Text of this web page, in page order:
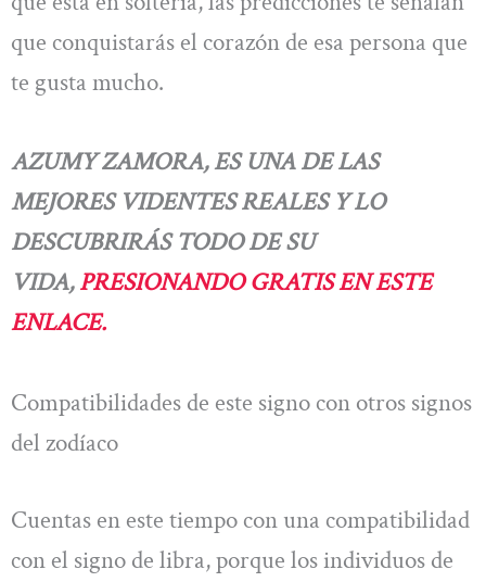
que conquistarás el corazón de esa persona que
te gusta mucho.
AZUMY ZAMORA, ES UNA DE LAS
MEJORES VIDENTES REALES Y LO
DESCUBRIRÁS TODO DE SU
VIDA,PRESIONANDO GRATIS EN ESTE
ENLACE.
Compatibilidades de este signo con otros signos
del zodíaco
Cuentas en este tiempo con una compatibilidad
con el signo de libra, porque los individuos de